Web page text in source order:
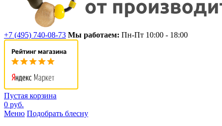
+7 (495) 740-08-73 Мы работаем: Пн-Пт 10:00 - 18:00
Пустая корзина
0 руб.
Меню Подобрать блесну